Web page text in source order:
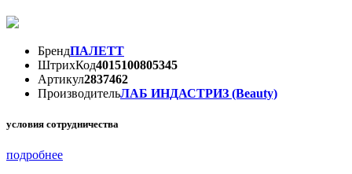
БрендПАЛЕТТ
ШтрихКод4015100805345
Артикул2837462
ПроизводительЛАБ ИНДАСТРИЗ (Beauty)
условия сотрудничества
подробнее